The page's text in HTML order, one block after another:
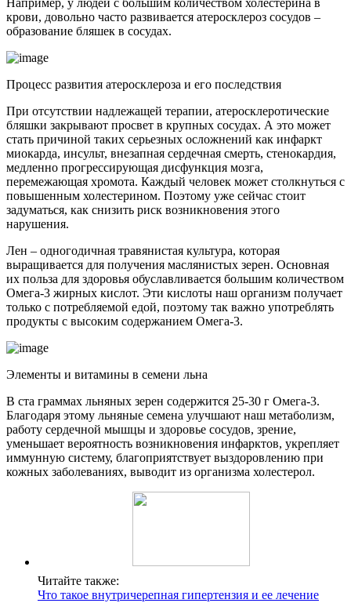
Например, у людей с большим количеством холестерина в
крови, довольно часто развивается атеросклероз сосудов –
образование бляшек в сосудах.
Процесс развития атеросклероза и его последствия
При отсутствии надлежащей терапии, атеросклеротические
бляшки закрывают просвет в крупных сосудах. А это может
стать причиной таких серьезных осложнений как инфаркт
миокарда, инсульт, внезапная сердечная смерть, стенокардия,
медленно прогрессирующая дисфункция мозга,
перемежающая хромота. Каждый человек может столкнуться с
повышенным холестерином. Поэтому уже сейчас стоит
задуматься, как снизить риск возникновения этого
нарушения.
Лен – одногодичная травянистая культура, которая
выращивается для получения маслянистых зерен. Основная
их польза для здоровья обуславливается большим количеством
Омега-3 жирных кислот. Эти кислоты наш организм получает
только с потребляемой едой, поэтому так важно употреблять
продукты с высоким содержанием Омега-3.
Элементы и витамины в семени льна
В ста граммах льняных зерен содержится 25-30 г Омега-3.
Благодаря этому льняные семена улучшают наш метаболизм,
работу сердечной мышцы и здоровье сосудов, зрение,
уменьшает вероятность возникновения инфарктов, укрепляет
иммунную систему, благоприятствует выздоровлению при
кожных заболеваниях, выводит из организма холестерол.
Читайте также:
Что такое внутричерепная гипертензия и ее лечение